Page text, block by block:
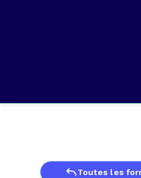
Toutes les